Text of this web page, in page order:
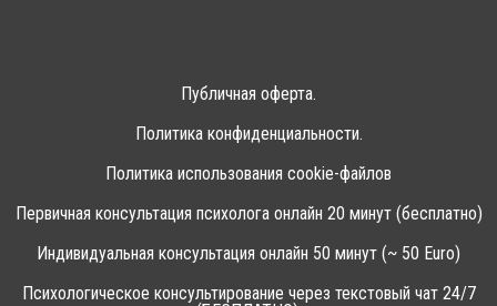
Публичная оферта.
Политика конфиденциальности.
Политика использования cookie-файлов
Первичная консультация психолога онлайн 20 минут (бесплатно)
Индивидуальная консультация онлайн 50 минут (~ 50 Euro)
Психологическое консультирование через текстовый чат 24/7